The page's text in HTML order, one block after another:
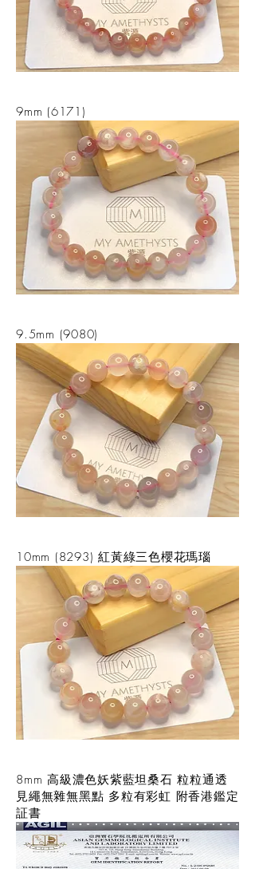
9mm (6171)
9.5mm (9080)
10mm (8293) 紅黃綠三色櫻花瑪瑙
8mm 高級濃色妖紫藍坦桑石 粒粒通透
見繩無雜無黑點 多粒有彩虹 附香港鑑定
証書